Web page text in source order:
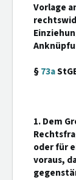
Vorlage
§73a
1. Dem
oder für
voraus,